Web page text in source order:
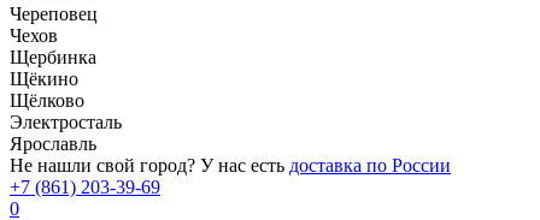
Череповец
Чехов
Щербинка
Щёкино
Щёлково
Электросталь
Ярославль
Не нашли свой город? У нас есть доставка по России
+7 (861) 203-39-69
0